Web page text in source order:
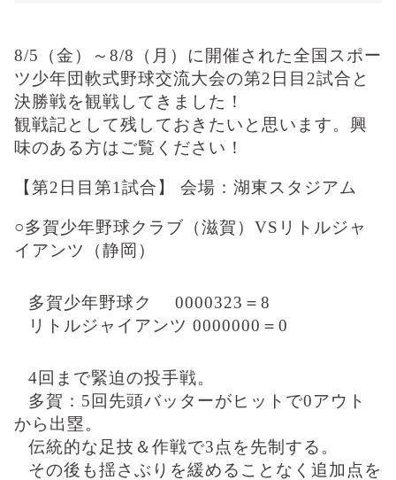
8/5（金）～8/8（月）に開催された全国スポー
ツ少年団軟式野球交流大会の第2日目2試合と
決勝戦を観戦してきました！
観戦記として残しておきたいと思います。興
味のある方はご覧ください！
【第2日目第1試合】 会場：湖東スタジアム
○多賀少年野球クラブ（滋賀） VS リトルジャ
イアンツ（静岡）
多賀少年野球ク 0000323 ＝ 8
リトルジャイアンツ 0000000 ＝ 0
4回まで緊迫の投手戦。
多賀： 5回先頭バッターがヒットで0アウト
から出塁。
伝統的な足技＆作戦で3点を先制する。
その後も揺さぶりを緩めることなく追加点を